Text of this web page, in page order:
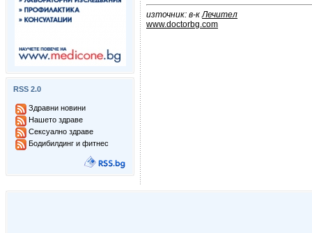
RSS 2.0
Здравни новини
Нашето здраве
Сексуално здраве
Бодибилдинг и фитнес
източник: в-кЛечител
www.doctorbg.com